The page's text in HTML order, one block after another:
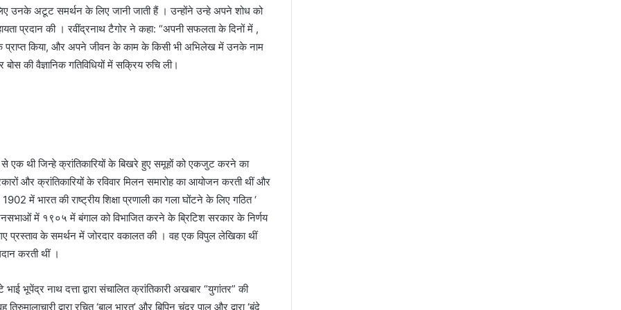
उनके अटूट समर्थन के लिए जानी जाती हैं । उन्होंने उन्हे अपने शोध को
प्रदान की । रवींद्रनाथ टैगोर ने कहा: “अपनी सफलता के दिनों में ,
प्राप्त किया, और अपने जीवन के काम के किसी भी अभिलेख में उनके नाम
की वैज्ञानिक गतिविधियों में सक्रिय रुचि ली।
से एक थी जिन्हे क्रांतिकारियों के बिखरे हुए समूहों को एकजुट करने का
और क्रांतिकारियों के रविवार मिलन समारोह का आयोजन करती थीं और
में भारत की राष्ट्रीय शिक्षा प्रणाली का गला घोंटने के लिए गठित ‘
जनसभाओं में १९०५ में बंगाल को विभाजित करने के ब्रिटिश सरकार के निर्णय
गए प्रस्ताव के समर्थन में जोरदार वकालत की । वह एक विपुल लेखिका थीं
करती थीं ।
भूपेंद्र नाथ दत्ता द्वारा संचालित क्रांतिकारी अखबार “युगांतर” की
द्वारा रचित ‘बाल भारत’ और बिपिन चंद्र पाल और द्वारा ‘बंदे